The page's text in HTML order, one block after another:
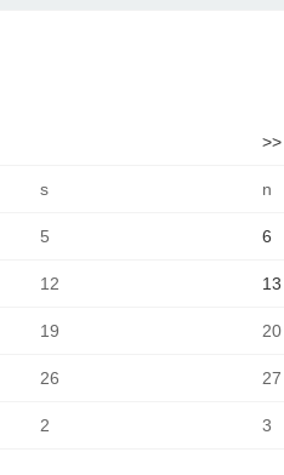
>>
s n
5 6
12 13
19 20
26 27
2 3